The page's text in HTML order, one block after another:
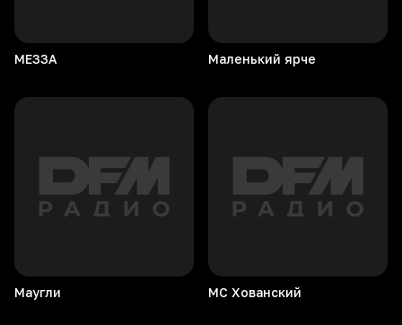
МЕЗЗА Маленький ярче
Маугли МС Хованский